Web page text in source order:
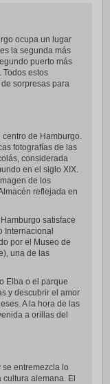
ocupa un lugar
la segunda más
puerto más
Todos estos
sorpresas para
de Hamburgo.
fotografías de las
considerada
en el siglo XIX.
de los
reflejada en
satisface
Internacional
por el Museo de
una de las
Elba o el parque
y descubrir el amor
A la hora de las
a orillas del
entremezcla lo
alemana. El